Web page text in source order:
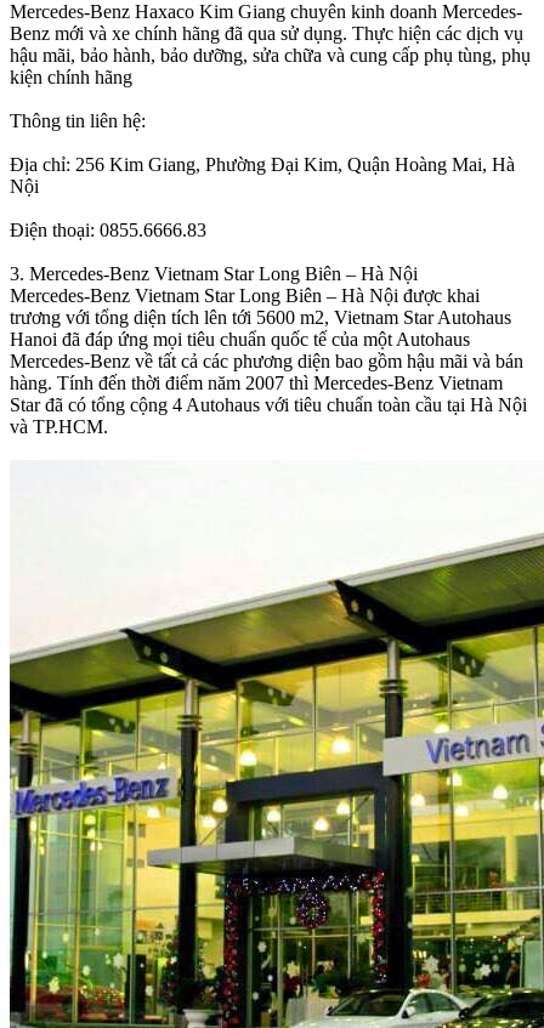
Mercedes-Benz Haxaco Kim Giang chuyên kinh doanh Mercedes-
Benz mới và xe chính hãng đã qua sử dụng. Thực hiện các dịch vụ
hậu mãi, bảo hành, bảo dưỡng, sửa chữa và cung cấp phụ tùng, phụ
kiện chính hãng
Thông tin liên hệ:
Địa chỉ: 256 Kim Giang, Phường Đại Kim, Quận Hoàng Mai, Hà
Nội
Điện thoại: 0855.6666.83
3. Mercedes-Benz Vietnam Star Long Biên – Hà Nội
Mercedes-Benz Vietnam Star Long Biên – Hà Nội được khai
trương với tổng diện tích lên tới 5600 m2, Vietnam Star Autohaus
Hanoi đã đáp ứng mọi tiêu chuẩn quốc tế của một Autohaus
Mercedes-Benz về tất cả các phương diện bao gồm hậu mãi và bán
hàng. Tính đến thời điểm năm 2007 thì Mercedes-Benz Vietnam
Star đã có tổng cộng 4 Autohaus với tiêu chuẩn toàn cầu tại Hà Nội
và TP.HCM.